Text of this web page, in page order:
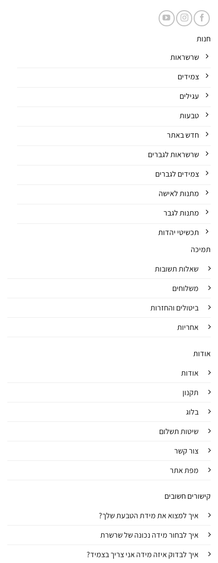
חנות
שרשראות
צמידים
עגילים
טבעות
חדש באתר
שרשראות לגברים
צמידים לגברים
מתנות לאישה
מתנות לגבר
תכשיטי יהדות
תמיכה
שאלות תשובות
משלוחים
ביטולים והחזרות
אחריות
אודות
אודות
תקנון
בלוג
שיטות תשלום
צור קשר
מפת אתר
קישורים חשובים
איך למצוא את מידת הטבעת שלך?
איך לבחור מידה נכונה של שרשרת
איך לבדוק איזה מידה אני צריך בצמיד?